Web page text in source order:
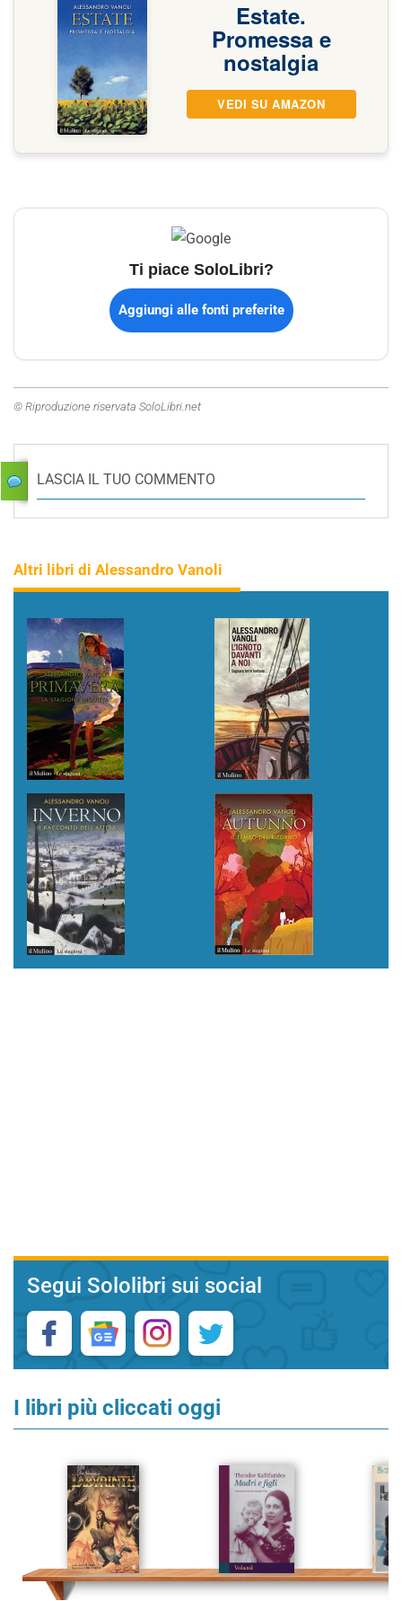
Estate.
Promessa e
nostalgia
VEDI SU AMAZON
Ti piace SoloLibri?
Aggiungi alle fonti preferite
© Riproduzione riservata SoloLibri.net
LASCIA IL TUO COMMENTO
Altri libri di Alessandro Vanoli
Segui Sololibri sui social
I libri più cliccati oggi